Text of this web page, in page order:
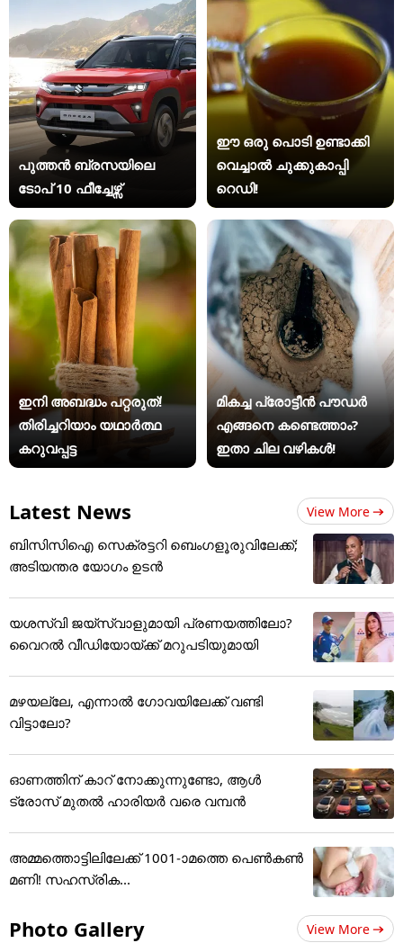
പുത്തൻ ബ്രസയിലെ
ടോപ് 10 ഫീച്ചേഴ്സ്
ഈ ഒരു പൊടി ഉണ്ടാക്കി
വെച്ചാൽ ചുക്കുകാപ്പി
റെഡി!
ഇനി അബദ്ധം പറ്റരുത്!
തിരിച്ചറിയാം യഥാര്‍ത്ഥ
കറുവപ്പട്ട
മികച്ച പ്രോട്ടീൻ പൗഡർ
എങ്ങനെ കണ്ടെത്താം?
ഇതാ ചില വഴികൾ!
Latest News View More
ബിസിസിഐ സെക്രട്ടറി ബെംഗളൂരുവിലേക്ക്;
അടിയന്തര യോഗം ഉടന്‍
യശസ്വി ജയ്‌സ്വാളുമായി പ്രണയത്തിലോ?
വൈറൽ വീഡിയോയ്ക്ക് മറുപടിയുമായി
മഴയല്ലേ, എന്നാൽ ഗോവയിലേക്ക് വണ്ടി
വിട്ടാലോ?
ഓണത്തിന് കാറ് നോക്കുന്നുണ്ടോ, ആൾ
ട്രോസ് മുതൽ ഹാരിയർ വരെ വമ്പൻ
അമ്മത്തൊട്ടിലിലേക്ക് 1001-ാമത്തെ പെൺകൺ
മണി! സഹസ്രിക...
Photo Gallery View More